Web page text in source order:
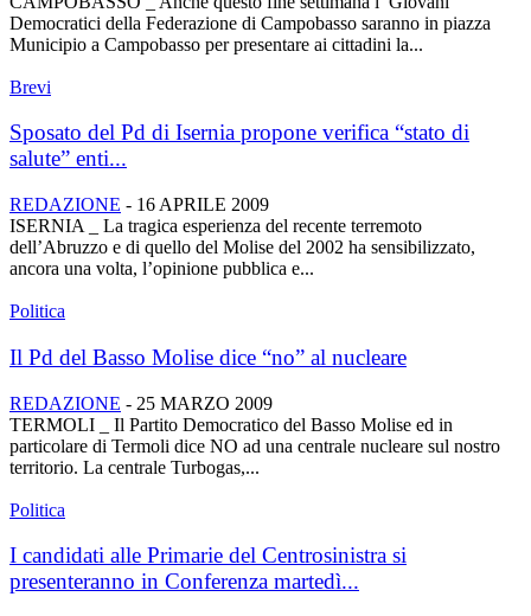
Democratici della Federazione di Campobasso saranno in piazza
Municipio a Campobasso per presentare ai cittadini la...
Brevi
Sposato del Pd di Isernia propone verifica “stato di
salute” enti...
REDAZIONE - 16 APRILE 2009
ISERNIA _ La tragica esperienza del recente terremoto
dell’Abruzzo e di quello del Molise del 2002 ha sensibilizzato,
ancora una volta, l’opinione pubblica e...
Politica
Il Pd del Basso Molise dice “no” al nucleare
REDAZIONE - 25 MARZO 2009
TERMOLI _ Il Partito Democratico del Basso Molise ed in
particolare di Termoli dice NO ad una centrale nucleare sul nostro
territorio. La centrale Turbogas,...
Politica
I candidati alle Primarie del Centrosinistra si
presenteranno in Conferenza martedì...